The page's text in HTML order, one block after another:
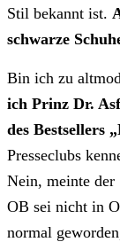
Stil bekannt ist.
schwarze
Bin ich zu
ich Prinz Dr.
des Bestsellers
Presseclubs
Nein, meinte der
OB sei nicht in
normal